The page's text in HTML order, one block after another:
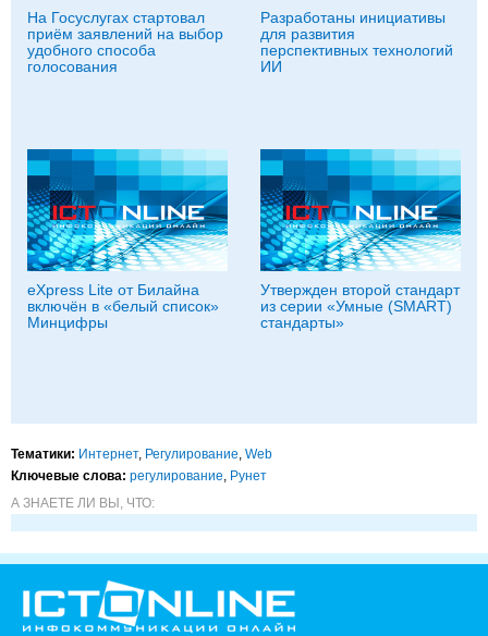
На Госуслугах стартовал
приём заявлений на выбор
удобного способа
голосования
Разработаны инициативы
для развития
перспективных технологий
ИИ
eXpress Lite от Билайна
включён в «белый список»
Минцифры
Утвержден второй стандарт
из серии «Умные (SMART)
стандарты»
Тематики: Интернет, Регулирование, Web
Ключевые слова: регулирование, Рунет
А ЗНАЕТЕ ЛИ ВЫ, ЧТО: